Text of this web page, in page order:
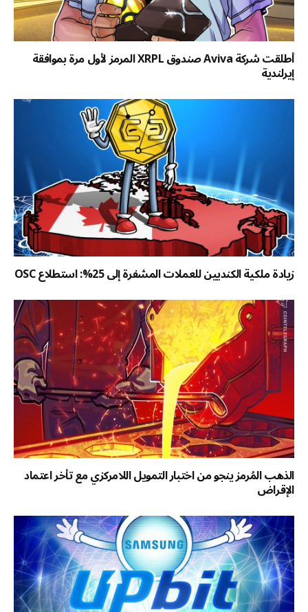
أطلقت شركة Aviva صندوق XRPL المرمز لأول مرة بموافقة
إيرلندية
زيادة ملكية الكنديين للعملات المشفرة إلى 25%: استطلاع OSC
الذهب المُرمز ينجو من اختبار التمويل اللامركزي مع تأخر اعتماد
الإقراض